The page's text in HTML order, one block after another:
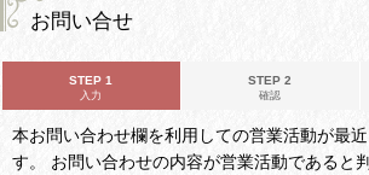
お問い合せ
STEP 1
入力
STEP 2
確認
本お問い合わせ欄を利用しての営業活動が最
す。 お問い合わせの内容が営業活動であると